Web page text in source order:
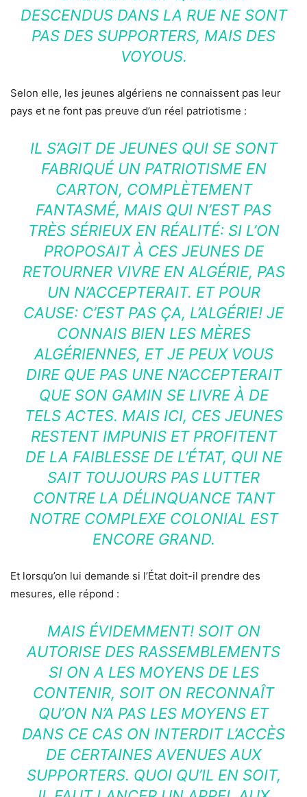
DESCENDUS DANS LA RUE NE SONT
PAS DES SUPPORTERS, MAIS DES
VOYOUS.
Selon elle, les jeunes algériens ne connaissent pas leur
pays et ne font pas preuve d’un réel patriotisme :
IL S’AGIT DE JEUNES QUI SE SONT
FABRIQUÉ UN PATRIOTISME EN
CARTON, COMPLÈTEMENT
FANTASMÉ, MAIS QUI N’EST PAS
TRÈS SÉRIEUX EN RÉALITÉ: SI L’ON
PROPOSAIT À CES JEUNES DE
RETOURNER VIVRE EN ALGÉRIE, PAS
UN N’ACCEPTERAIT. ET POUR
CAUSE: C’EST PAS ÇA, L’ALGÉRIE! JE
CONNAIS BIEN LES MÈRES
ALGÉRIENNES, ET JE PEUX VOUS
DIRE QUE PAS UNE N’ACCEPTERAIT
QUE SON GAMIN SE LIVRE À DE
TELS ACTES. MAIS ICI, CES JEUNES
RESTENT IMPUNIS ET PROFITENT
DE LA FAIBLESSE DE L’ÉTAT, QUI NE
SAIT TOUJOURS PAS LUTTER
CONTRE LA DÉLINQUANCE TANT
NOTRE COMPLEXE COLONIAL EST
ENCORE GRAND.
Et lorsqu’on lui demande si l’État doit-il prendre des
mesures, elle répond :
MAIS ÉVIDEMMENT! SOIT ON
AUTORISE DES RASSEMBLEMENTS
SI ON A LES MOYENS DE LES
CONTENIR, SOIT ON RECONNAÎT
QU’ON N’A PAS LES MOYENS ET
DANS CE CAS ON INTERDIT L’ACCÈS
DE CERTAINES AVENUES AUX
SUPPORTERS. QUOI QU’IL EN SOIT,